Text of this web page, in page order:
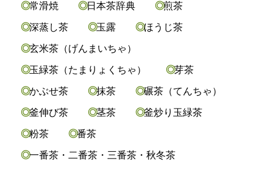
常滑焼 日本茶辞典 煎茶
深蒸し茶 玉露 ほうじ茶
玄米茶（げんまいちゃ）
玉緑茶（たまりょくちゃ） 芽茶
かぶせ茶 抹茶 碾茶（てんちゃ）
釜伸び茶 茎茶 釜炒り玉緑茶
粉茶 番茶
一番茶・二番茶・三番茶・秋冬茶